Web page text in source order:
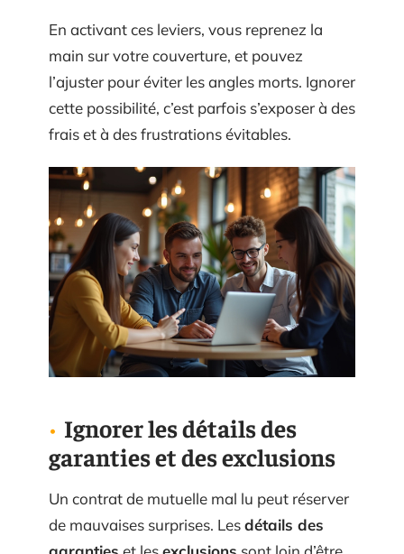
En activant ces leviers, vous reprenez la
main sur votre couverture, et pouvez
l’ajuster pour éviter les angles morts. Ignorer
cette possibilité, c’est parfois s’exposer à des
frais et à des frustrations évitables.
Ignorer les détails des
garanties et des exclusions
Un contrat de mutuelle mal lu peut réserver
de mauvaises surprises. Lesdétails des